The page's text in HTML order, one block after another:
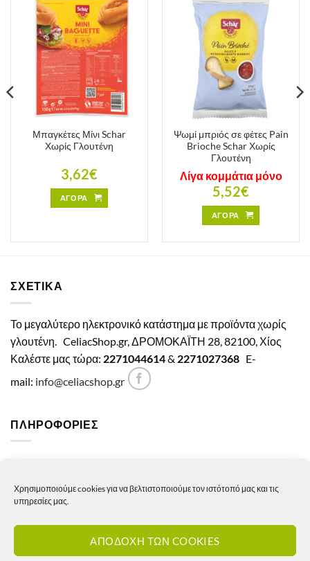
Χρησιμοποιούμε cookies για να βελτιστοποιούμε τον ιστότοπό μας και τις
υπηρεσίες μας.
ΑΠΟΔΟΧΗ ΤΩΝ COOKIES
Μπαγκέτες Μίνι Schar
Χωρίς Γλουτένη
3,62€
ΑΓΟΡΑ
Ψωμί μπριός σε φέτες Pain
Brioche Schar Χωρίς
Γλουτένη
Λίγα κομμάτια μόνο
5,52€
ΑΓΟΡΑ
ΣΧΕΤΙΚΑ
Το μεγαλύτερο ηλεκτρονικό κατάστημα με προϊόντα χωρίς
γλουτένη. CeliacShop.gr, ΔΡΟΜΟΚΑΪΤΗ 28, 82100, Χίος
Καλέστε μας τώρα: 2271044614& 2271027368 E-
mail: info@celiacshop.gr
ΠΛΗΡΟΦΟΡΙΕΣ
Πολιτική Απορρήτου
Πολιτική επιστροφών – ακυρώσεων